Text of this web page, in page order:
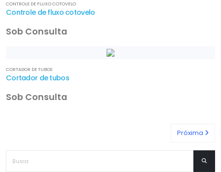
CONTROLE DE FLUXO COTOVELO
Controle de fluxo cotovelo
Sob Consulta
CORTADOR DE TUBOS
Cortador de tubos
Sob Consulta
Próxima